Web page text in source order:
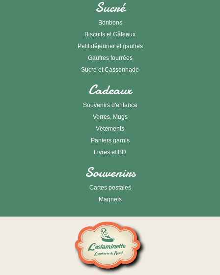
Sucré
Bonbons
Biscuits et Gâteaux
Petit déjeuner et gaufres
Gaufres fourrées
Sucre et Cassonnade
Cadeaux
Souvenirs d'enfance
Verres, Mugs
Vêtements
Paniers garnis
Livres et BD
Souvenirs
Cartes postales
Magnets